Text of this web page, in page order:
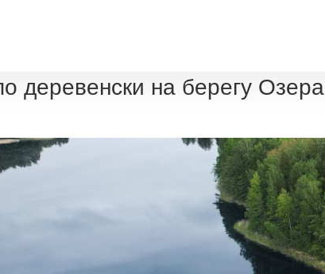
деревенски на берегу Озера